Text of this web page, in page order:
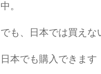
中。
でも、日本では買え
日本でも購入できます